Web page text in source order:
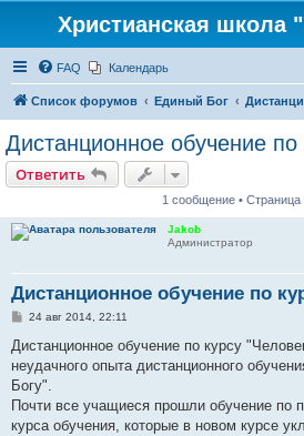
Христианская школа
FAQ Календарь
Список форумов Единый Бог
Дистанционное обучение по
Ответить
1 сообщение • Страница
Jakob
Администратор
Дистанционное обучение по
С
о
щ
е
и
е
24 авг 2014, 22:11
Дистанционное обучение по курсу
неудачного опыта дистанционного
Богу".
Почти все учащиеся прошли обучение по
курса обучения, которые в новом курсе